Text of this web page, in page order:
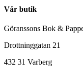
Vår butik
Göranssons Bok &
Drottninggatan 21
432 31 Varberg